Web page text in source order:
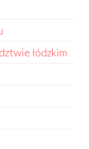
łódzkim